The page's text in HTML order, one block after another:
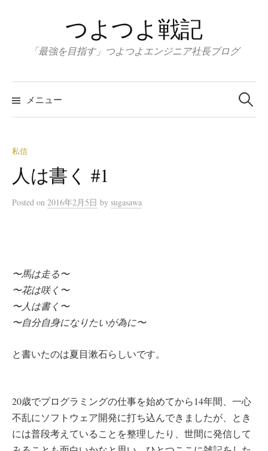
ス
キ
プ
つよつよ戦記
「最強を目指す」つよつよエンジニア社長ブログ
メニュー
検
索:
私信
人は書く #1
Posted on 2016年2月5日 by sugasawa
〜馬は走る〜
〜花は咲く〜
〜人は書く〜
〜自分自身になりたいが為に〜
と書いたのは夏目漱石らしいです。
20歳でプログラミングの仕事を始めてから14年間、一心
不乱にソフトウェア開発に打ち込んできましたが、とき
には普段考えていることを整理したり、世間に発信して